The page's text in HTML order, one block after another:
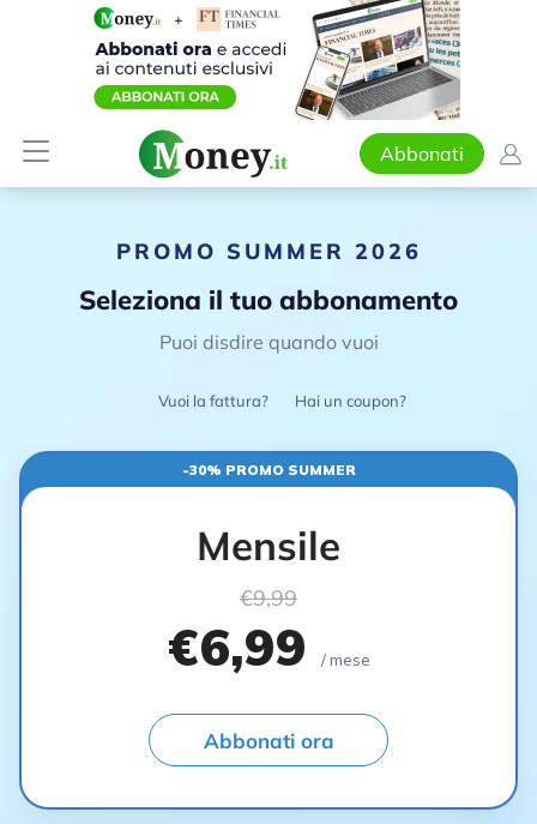
Abbonati
PROMO SUMMER 2026
Seleziona il tuo abbonamento
Puoi disdire quando vuoi
Vuoi la fattura? Hai un coupon?
-30% PROMO SUMMER
Mensile
€9,99
€6,99 / mese
Abbonati ora